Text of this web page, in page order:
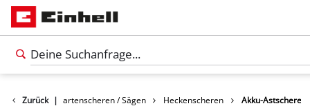
Zurück |
Garten Gartenscheren / Sägen Heckenscheren Akku-Astschere